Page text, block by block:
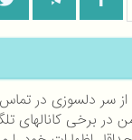
سر دلسوزی در تماس
در برخی کانالهای